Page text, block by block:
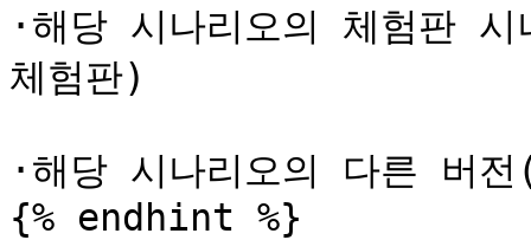
·해당 시나리오의 체험판
체험판)
·해당 시나리오의 다른 버
{% endhint %}